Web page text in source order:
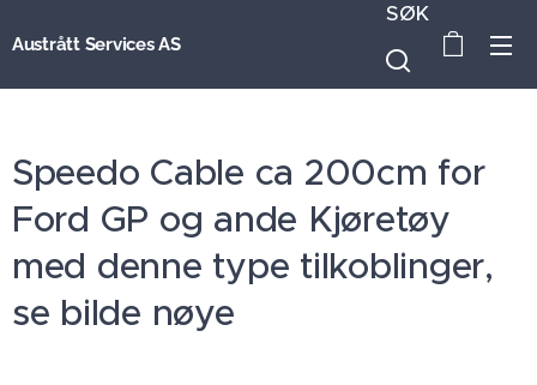
Austrått Services AS
SØK
Speedo Cable ca 200cm for
Ford GP og ande Kjøretøy
med denne type tilkoblinger,
se bilde nøye